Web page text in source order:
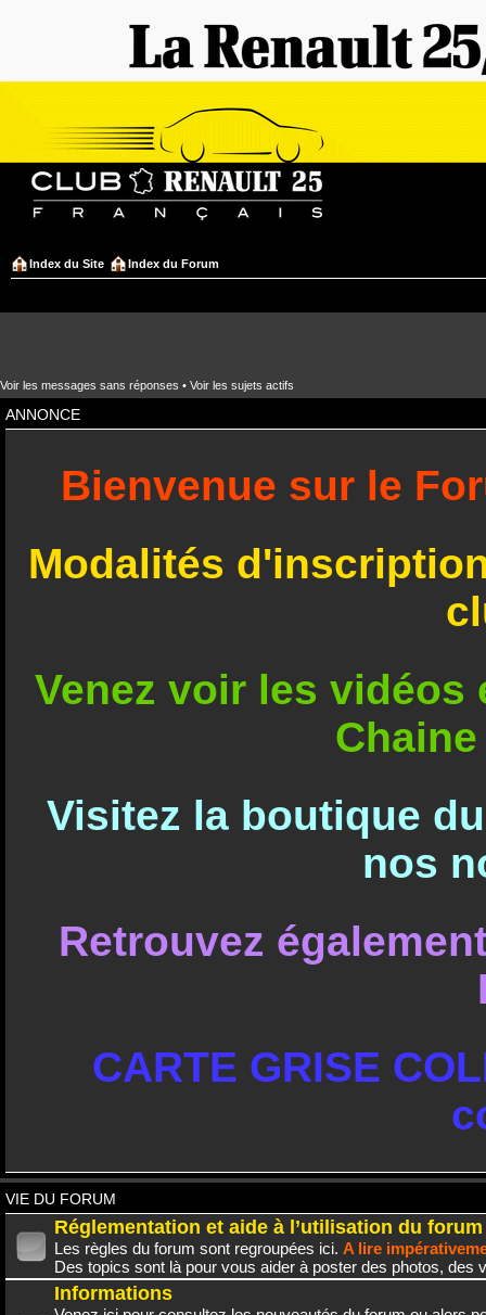
Index du Site Index du Forum
Voir les messages sans réponses • Voir les sujets actifs
ANNONCE
Bienvenue sur le
Modalités
Venez voir les
Visitez la boutique
nos
Retrouvez
CARTE GRISE
VIE DU FORUM
Réglementation et aide à l’utilisation du forum
Les règles du forum sont regroupées ici. A lire
Des topics sont là pour vous aider à poster des photos, des
Informations